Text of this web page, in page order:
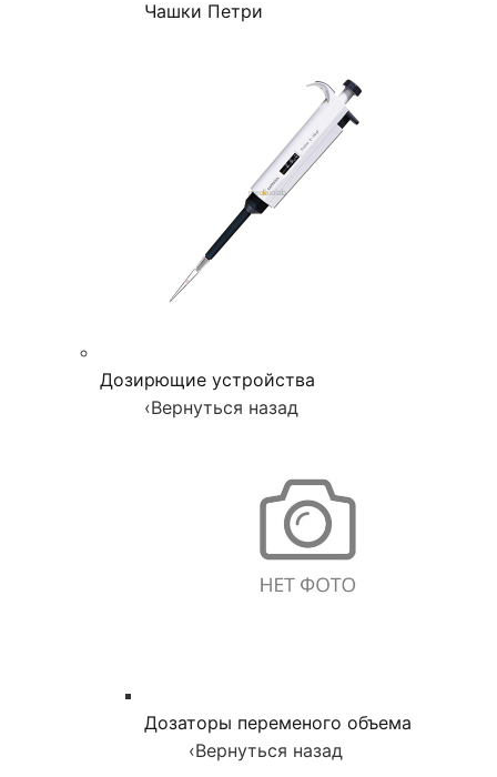
Чашки Петри
Дозирющие устройства
‹Вернуться назад
Дозаторы переменого объема
‹Вернуться назад